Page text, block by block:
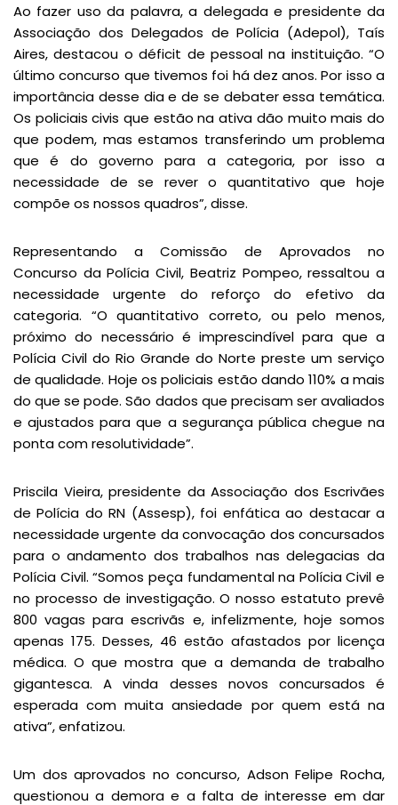
Ao fazer uso da palavra, a delegada e presidente da
Associação dos Delegados de Polícia (Adepol), Taís
Aires, destacou o déficit de pessoal na instituição. “O
último concurso que tivemos foi há dez anos. Por isso a
importância desse dia e de se debater essa temática.
Os policiais civis que estão na ativa dão muito mais do
que podem, mas estamos transferindo um problema
que é do governo para a categoria, por isso a
necessidade de se rever o quantitativo que hoje
compõe os nossos quadros”, disse.
Representando a Comissão de Aprovados no
Concurso da Polícia Civil, Beatriz Pompeo, ressaltou a
necessidade urgente do reforço do efetivo da
categoria. “O quantitativo correto, ou pelo menos,
próximo do necessário é imprescindível para que a
Polícia Civil do Rio Grande do Norte preste um serviço
de qualidade. Hoje os policiais estão dando 110% a mais
do que se pode. São dados que precisam ser avaliados
e ajustados para que a segurança pública chegue na
ponta com resolutividade”.
Priscila Vieira, presidente da Associação dos Escrivães
de Polícia do RN (Assesp), foi enfática ao destacar a
necessidade urgente da convocação dos concursados
para o andamento dos trabalhos nas delegacias da
Polícia Civil. “Somos peça fundamental na Polícia Civil e
no processo de investigação. O nosso estatuto prevê
800 vagas para escrivãs e, infelizmente, hoje somos
apenas 175. Desses, 46 estão afastados por licença
médica. O que mostra que a demanda de trabalho
gigantesca. A vinda desses novos concursados é
esperada com muita ansiedade por quem está na
ativa”, enfatizou.
Um dos aprovados no concurso, Adson Felipe Rocha,
questionou a demora e a falta de interesse em dar